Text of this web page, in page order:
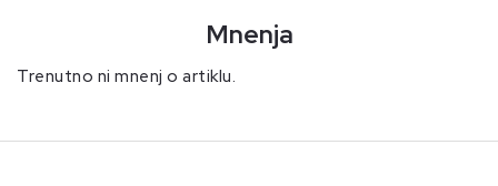
Mnenja
Trenutno ni mnenj o artiklu.